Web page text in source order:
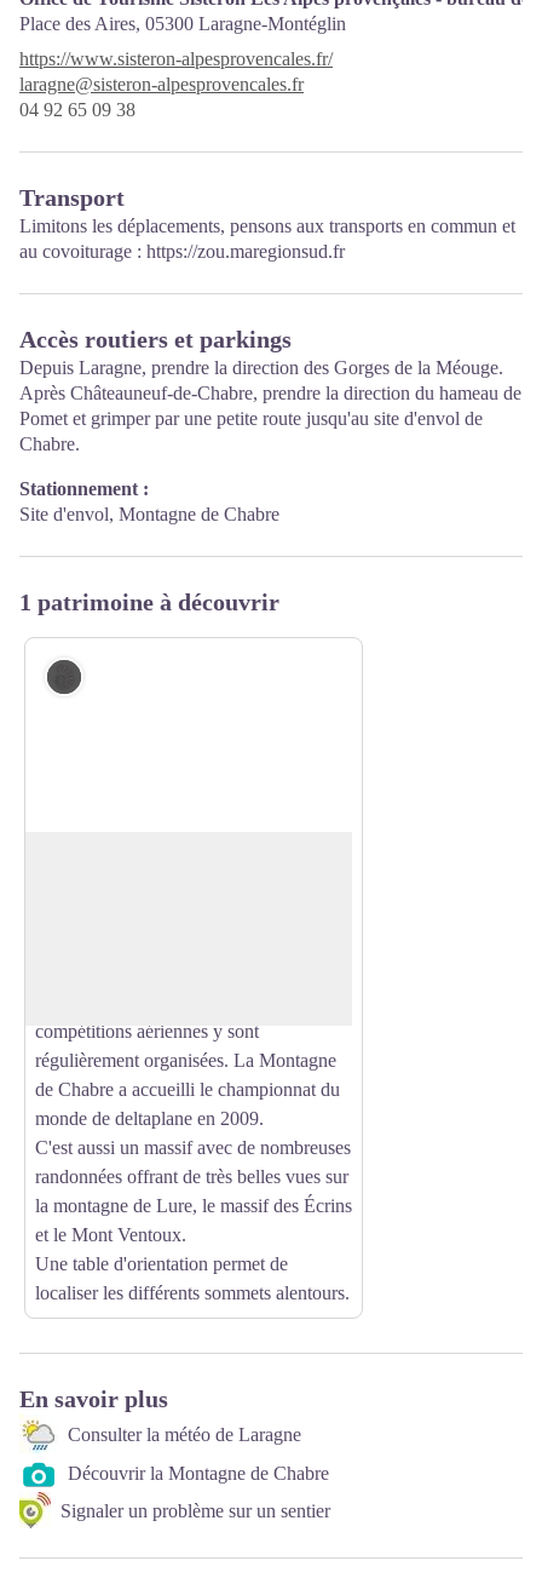
Place des Aires, 05300 Laragne-Montéglin
https://www.sisteron-alpesprovencales.fr/
laragne@sisteron-alpesprovencales.fr
04 92 65 09 38
Transport
Limitons les déplacements, pensons aux transports en commun et
au covoiturage : https://zou.maregionsud.fr
Accès routiers et parkings
Depuis Laragne, prendre la direction des Gorges de la Méouge.
Après Châteauneuf-de-Chabre, prendre la direction du hameau de
Pomet et grimper par une petite route jusqu'au site d'envol de
Chabre.
Stationnement :
Site d'envol, Montagne de Chabre
1 patrimoine à découvrir
compétitions aériennes y sont
régulièrement organisées. La Montagne
de Chabre a accueilli le championnat du
monde de deltaplane en 2009.
C'est aussi un massif avec de nombreuses
randonnées offrant de très belles vues sur
la montagne de Lure, le massif des Écrins
et le Mont Ventoux.
Une table d'orientation permet de
localiser les différents sommets alentours.
En savoir plus
Consulter la météo de Laragne
Découvrir la Montagne de Chabre
Signaler un problème sur un sentier